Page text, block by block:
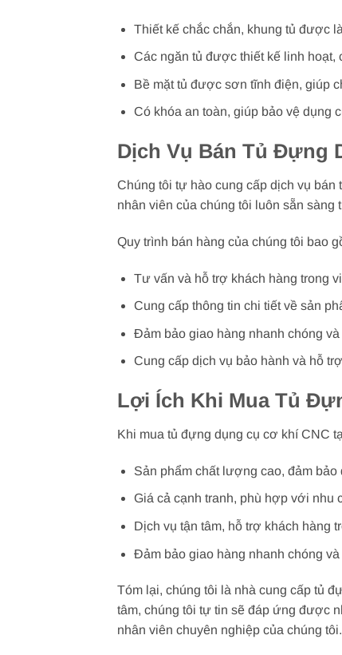
Thiết kế chắc chắn, khung tủ được
Các ngăn tủ được thiết kế linh hoạt,
Bề mặt tủ được sơn tĩnh điện, giúp
Có khóa an toàn, giúp bảo vệ dụng
Dịch Vụ Bán Tủ Đựng
Chúng tôi tự hào cung cấp dịch vụ
nhân viên của chúng tôi luôn sẵn
Quy trình bán hàng của chúng tôi bao
Tư vấn và hỗ trợ khách hàng trong
Cung cấp thông tin chi tiết về sản
Đảm bảo giao hàng nhanh chóng và
Cung cấp dịch vụ bảo hành và hỗ
Lợi Ích Khi Mua Tủ
Khi mua tủ đựng dụng cụ cơ khí CNC
Sản phẩm chất lượng cao, đảm bảo
Giá cả cạnh tranh, phù hợp với nhu
Dịch vụ tận tâm, hỗ trợ khách hàng
Đảm bảo giao hàng nhanh chóng và
Tóm lại, chúng tôi là nhà cung cấp tủ
tâm, chúng tôi tự tin sẽ đáp ứng được
nhân viên chuyên nghiệp của chúng tôi.